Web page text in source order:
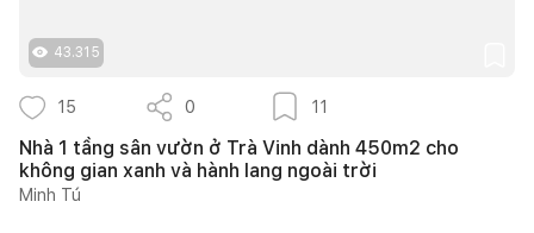
43.315
15 0 11
Nhà 1 tầng sân vườn ở Trà Vinh dành 450m2 cho
không gian xanh và hành lang ngoài trời
Minh Tú